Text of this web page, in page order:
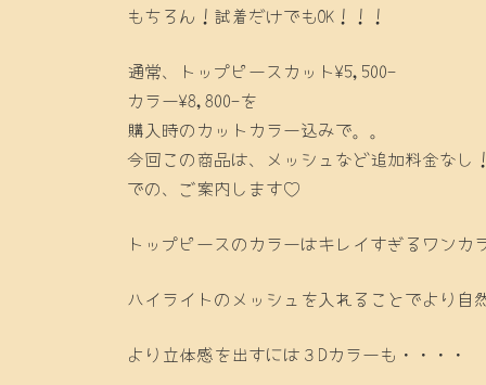
もちろん！試着だけでもOK！！！
通常、トップピースカット¥5,500-
カラー¥8,800-を
購入時のカットカラー込みで。。
今回この商品は、メッシュなど追加料金なし
での、ご案内します♡
トップピースのカラーはキレイすぎるワンカ
ハイライトのメッシュを入れることでより自
より立体感を出すには３Dカラーも・・・・